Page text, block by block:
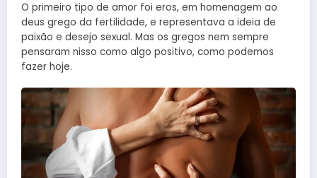
O primeiro tipo de amor foi eros, em homenagem ao
deus grego da fertilidade, e representava a ideia de
paixão e desejo sexual. Mas os gregos nem sempre
pensaram nisso como algo positivo, como podemos
fazer hoje.